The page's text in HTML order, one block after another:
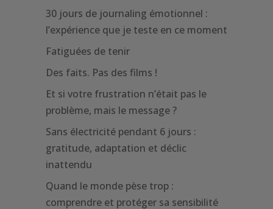
30 jours de journaling émotionnel :
l’expérience que je teste en ce moment
Fatiguées de tenir
Des faits. Pas des films !
Et si votre frustration n’était pas le
problème, mais le message ?
Sans électricité pendant 6 jours :
gratitude, adaptation et déclic
inattendu
Quand le monde pèse trop :
comprendre et protéger sa sensibilité